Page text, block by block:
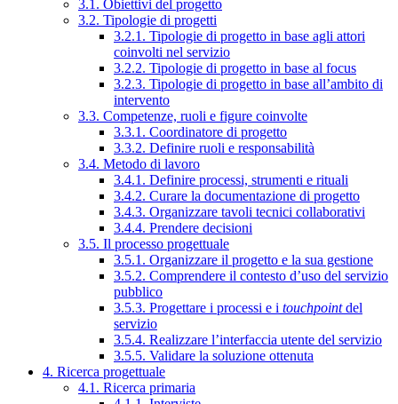
3.1. Obiettivi del progetto
3.2. Tipologie di progetti
3.2.1. Tipologie di progetto in base agli attori
coinvolti nel servizio
3.2.2. Tipologie di progetto in base al focus
3.2.3. Tipologie di progetto in base all’ambito di
intervento
3.3. Competenze, ruoli e figure coinvolte
3.3.1. Coordinatore di progetto
3.3.2. Definire ruoli e responsabilità
3.4. Metodo di lavoro
3.4.1. Definire processi, strumenti e rituali
3.4.2. Curare la documentazione di progetto
3.4.3. Organizzare tavoli tecnici collaborativi
3.4.4. Prendere decisioni
3.5. Il processo progettuale
3.5.1. Organizzare il progetto e la sua gestione
3.5.2. Comprendere il contesto d’uso del servizio
pubblico
3.5.3. Progettare i processi e i touchpointdel
servizio
3.5.4. Realizzare l’interfaccia utente del servizio
3.5.5. Validare la soluzione ottenuta
4. Ricerca progettuale
4.1. Ricerca primaria